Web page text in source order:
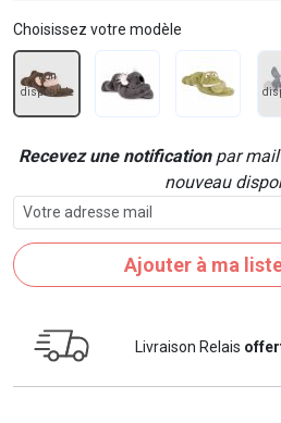
Choisissez votre modèle
non
disponible
Recevez une notificationpar mail
nouveau
Ajouter à ma
Livraison Relais